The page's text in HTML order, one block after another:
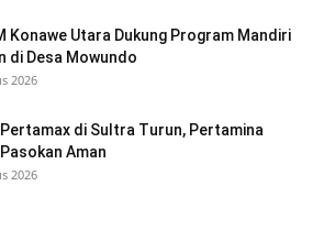
Konawe Utara Dukung Program Mandiri
di Desa Mowundo
2026
di Sultra Turun, Pertamina
Aman
2026